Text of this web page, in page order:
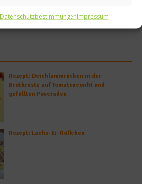
DatenschutzbestimmungenImpressum
Rezept: Deichlammrücken in der
Brotkruste auf Tomatenconfit und
gefüllten Poveraden
Rezept: Lachs-Ei-Röllchen